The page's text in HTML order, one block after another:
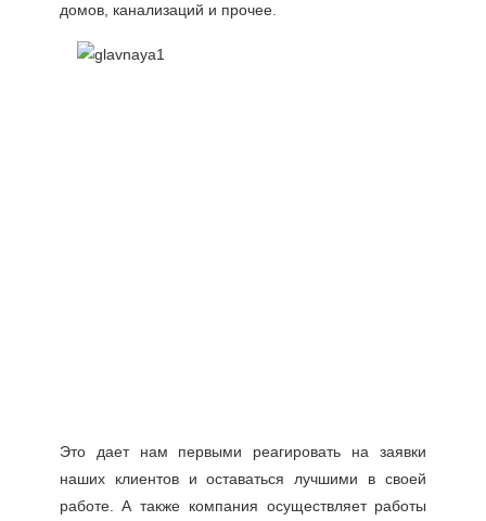
домов, канализаций и прочее.
Это дает нам первыми реагировать на заявки
наших клиентов и оставаться лучшими в своей
работе. А также компания осуществляет работы